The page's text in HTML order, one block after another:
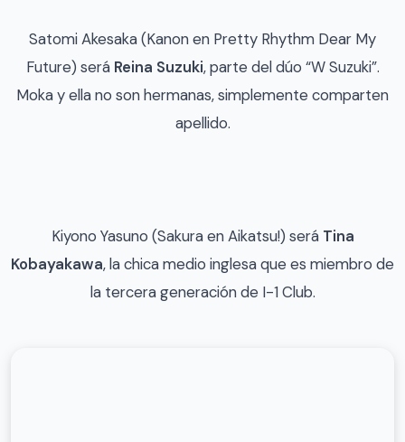
Satomi Akesaka (Kanon en Pretty Rhythm Dear My
Future) será Reina Suzuki, parte del dúo “W Suzuki”.
Moka y ella no son hermanas, simplemente comparten
apellido.
Kiyono Yasuno (Sakura en Aikatsu!) será Tina
Kobayakawa, la chica medio inglesa que es miembro de
la tercera generación de I-1 Club.